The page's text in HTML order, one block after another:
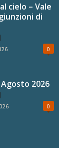
cielo – Vale
di
0
2026
0